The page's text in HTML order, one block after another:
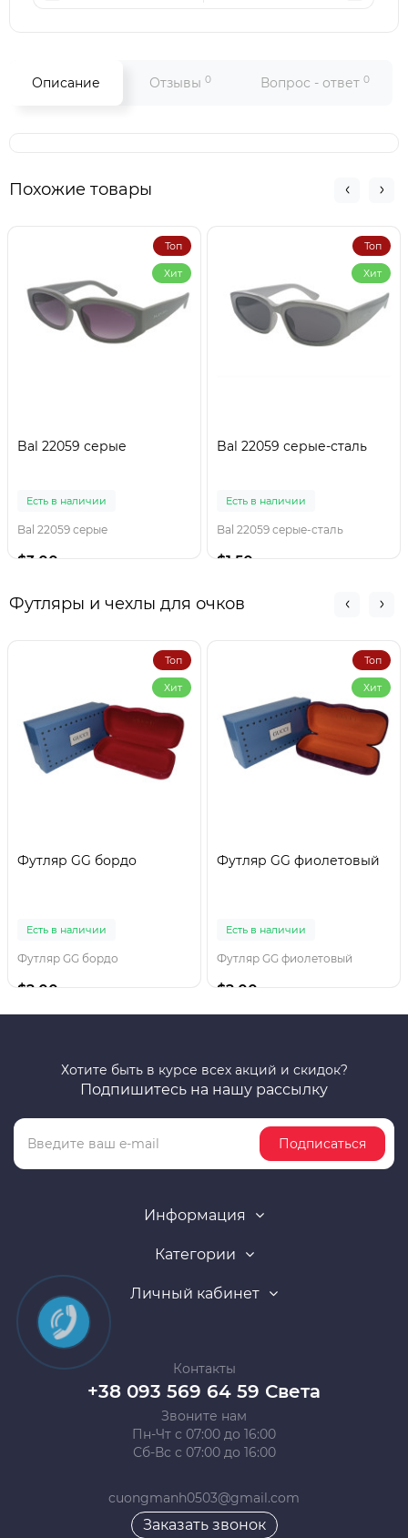
Описание Отзывы 0 Вопрос - ответ 0
Похожие товары
Топ
Хит
Bal 22059 серые
Есть в наличии
Bal 22059 серые
$3.00
Топ
Хит
Bal 22059 серые-сталь
Есть в наличии
Bal 22059 серые-сталь
$1.50
Футляры и чехлы для очков
Топ
Хит
Футляр GG бордо
Есть в наличии
Футляр GG бордо
$2.00
Топ
Хит
Футляр GG фиолетовый
Есть в наличии
Футляр GG фиолетовый
$2.00
Хотите быть в курсе всех акций и скидок?
Подпишитесь на нашу рассылку
Подписаться
Информация
Категории
Личный кабинет
Контакты
+38 093 569 64 59 Света
Звоните нам
Пн-Чт с 07:00 до 16:00
Сб-Вс с 07:00 до 16:00
cuongmanh0503@gmail.com
Заказать звонок